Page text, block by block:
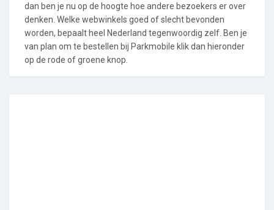
dan ben je nu op de hoogte hoe andere bezoekers er over
denken. Welke webwinkels goed of slecht bevonden
worden, bepaalt heel Nederland tegenwoordig zelf. Ben je
van plan om te bestellen bij Parkmobile klik dan hieronder
op de rode of groene knop.